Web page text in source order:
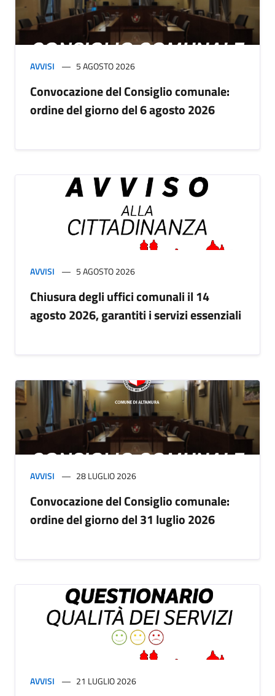
AVVISI 5 AGOSTO 2026
Convocazione del Consiglio comunale:
ordine del giorno del 6 agosto 2026
AVVISI 5 AGOSTO 2026
Chiusura degli uffici comunali il 14
agosto 2026, garantiti i servizi essenziali
AVVISI 28 LUGLIO 2026
Convocazione del Consiglio comunale:
ordine del giorno del 31 luglio 2026
AVVISI 21 LUGLIO 2026